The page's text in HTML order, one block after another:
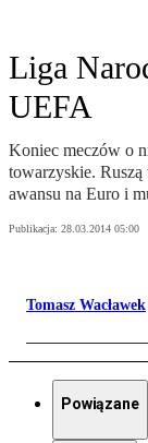
Liga
UEFA
Koniec meczów o
towarzyskie.
awansu na Euro i
Publikacja: 28.03.2014 05:00
Tomasz Wacławek
Powiązane